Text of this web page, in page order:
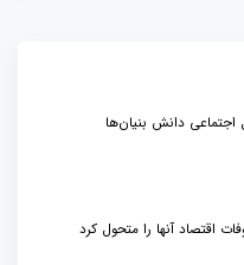
اجتماعی دانش بنیان‌ها
اقتصاد آنها را متحول کرد